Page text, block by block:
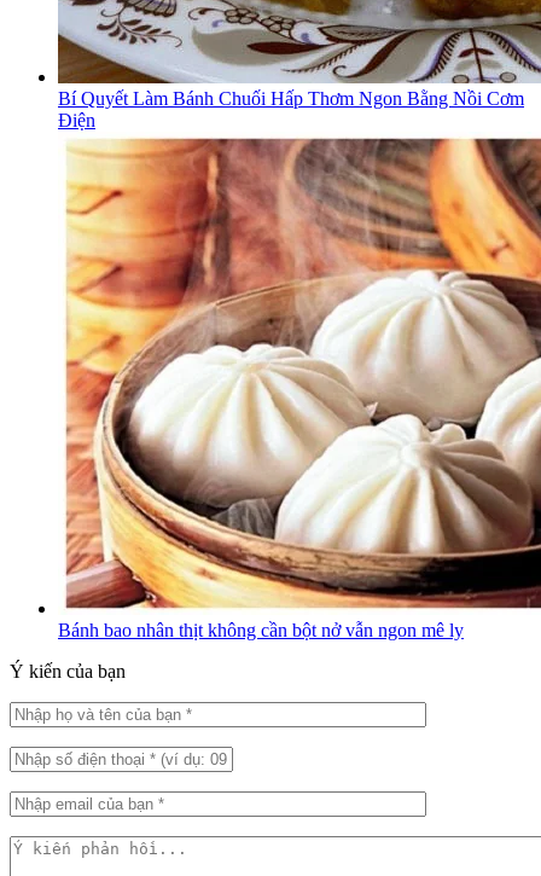
Bí Quyết Làm Bánh Chuối Hấp Thơm Ngon Bằng Nồi Cơm
Điện
Bánh bao nhân thịt không cần bột nở vẫn ngon mê ly
Ý kiến của bạn